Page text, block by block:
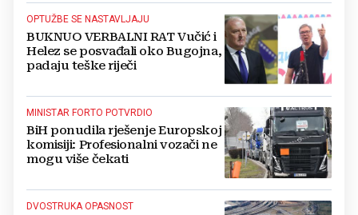
OPTUŽBE SE NASTAVLJAJU
BUKNUO VERBALNI RAT Vučić i
Helez se posvađali oko Bugojna,
padaju teške riječi
MINISTAR FORTO POTVRDIO
BiH ponudila rješenje Europskoj
komisiji: Profesionalni vozači ne
mogu više čekati
DVOSTRUKA OPASNOST